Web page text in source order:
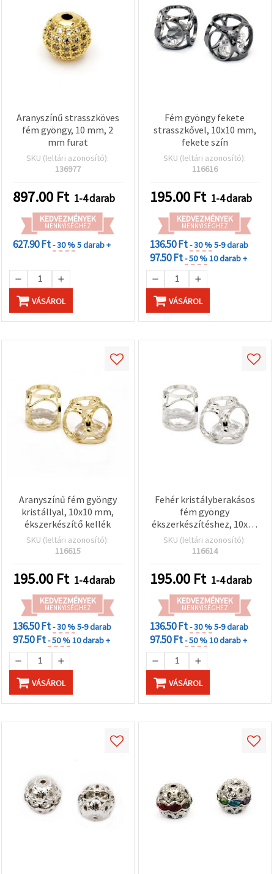
Aranyszínű strasszköves
fém gyöngy, 10 mm, 2
mm furat
SKU (leltári azonosító):
136977
897.00 Ft 1-4 darab
KEDVEZMÉNYEK
MENNYISÉGHEZ
627.90 Ft- 30 %5 darab +
VÁSÁROL
Fém gyöngy fekete
strasszkővel, 10x10 mm,
fekete szín
SKU (leltári azonosító):
116616
195.00 Ft 1-4 darab
KEDVEZMÉNYEK
MENNYISÉGHEZ
136.50 Ft- 30 %5-9 darab
97.50 Ft- 50 %10 darab +
VÁSÁROL
Aranyszínű fém gyöngy
kristállyal, 10x10 mm,
ékszerkészítő kellék
SKU (leltári azonosító):
116615
195.00 Ft 1-4 darab
KEDVEZMÉNYEK
MENNYISÉGHEZ
136.50 Ft- 30 %5-9 darab
97.50 Ft- 50 %10 darab +
VÁSÁROL
Fehér kristályberakásos
fém gyöngy
ékszerkészítéshez, 10x10
mm
SKU (leltári azonosító):
116614
195.00 Ft 1-4 darab
KEDVEZMÉNYEK
MENNYISÉGHEZ
136.50 Ft- 30 %5-9 darab
97.50 Ft- 50 %10 darab +
VÁSÁROL